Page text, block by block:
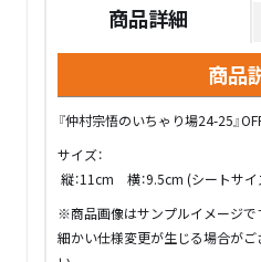
商品詳細
商品
『仲村宗悟のいちゃり場24-25』
サイズ：
縦：11cm 横：9.5cm (シートサイ
※商品画像はサンプルイメージで
細かい仕様変更が生じる場合がご